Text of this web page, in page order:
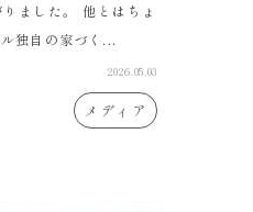
ました。 他とはちょ
独自の家づく...
2026.05.03
メディア